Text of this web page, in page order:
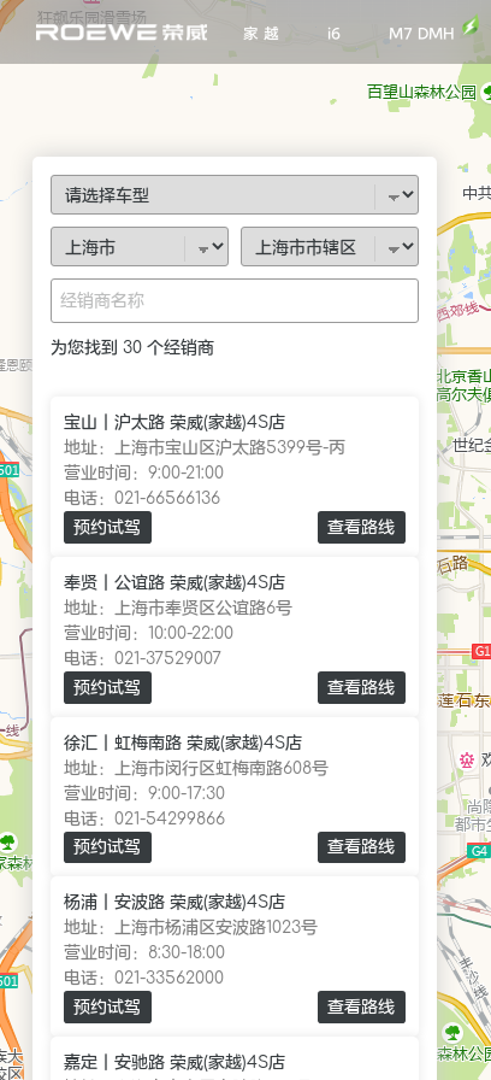
家 越 i6 M7 DMH
为您找到 30个经销商
宝山｜沪太路 荣威(家越)4S店
地址：
上海市宝山区沪太路5399号-丙
营业时间： 9:00-21:00
电话： 021-66566136
预约试驾
查看路线
奉贤｜公谊路 荣威(家越)4S店
地址：
上海市奉贤区公谊路6号
营业时间： 10:00-22:00
电话： 021-37529007
预约试驾
查看路线
徐汇｜虹梅南路 荣威(家越)4S店
地址：
上海市闵行区虹梅南路608号
营业时间： 9:00-17:30
电话： 021-54299866
预约试驾
查看路线
杨浦｜安波路 荣威(家越)4S店
地址：
上海市杨浦区安波路1023号
营业时间： 8:30-18:00
电话： 021-33562000
预约试驾
查看路线
嘉定｜安驰路 荣威(家越)4S店